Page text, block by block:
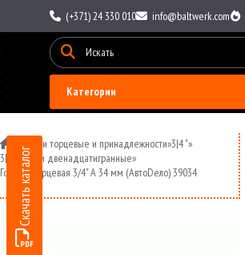
(+371) 24 330 010 info@baltwerk.com
Категории
Скачать каталог
Головки торцевые и принадлежности»3|4 "»
3|4 головки двенадцатигранные»
Головка торцевая 3/4" A 34 мм (АвтоDело) 39034